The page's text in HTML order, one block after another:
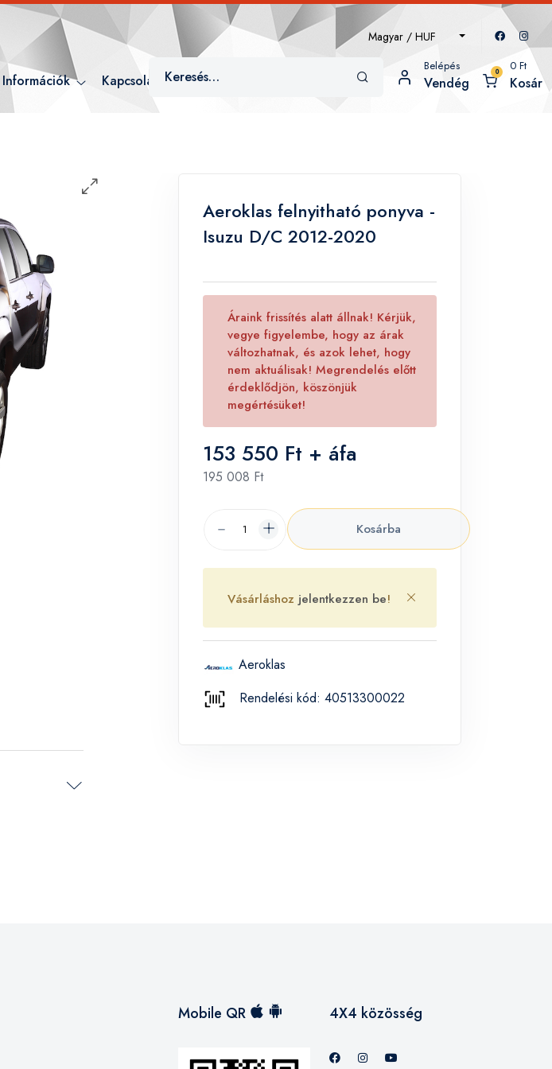
Magyar / HUF
Információk Kapcsolat
Belépés
Vendég
0 0 Ft
Kosár
Aeroklas felnyitható ponyva -
Isuzu D/C 2012-2020
Áraink frissítés alatt állnak! Kérjük,
vegye figyelembe, hogy az árak
változhatnak, és azok lehet, hogy
nem aktuálisak! Megrendelés előtt
érdeklődjön, köszönjük
megértésüket!
153 550 Ft + áfa
195 008 Ft
Kosárba
Vásárláshoz jelentkezzen be!
Aeroklas
Rendelési kód: 40513300022
Mobile QR 4X4 közösség